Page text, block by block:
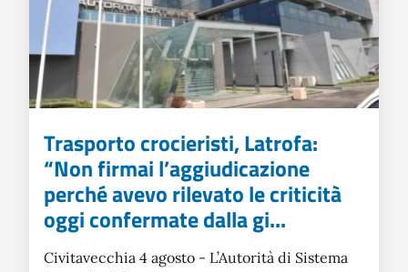
Trasporto crocieristi, Latrofa:
“Non firmai l’aggiudicazione
perché avevo rilevato le criticità
oggi confermate dalla gi...
Civitavecchia 4 agosto - L’Autorità di Sistema